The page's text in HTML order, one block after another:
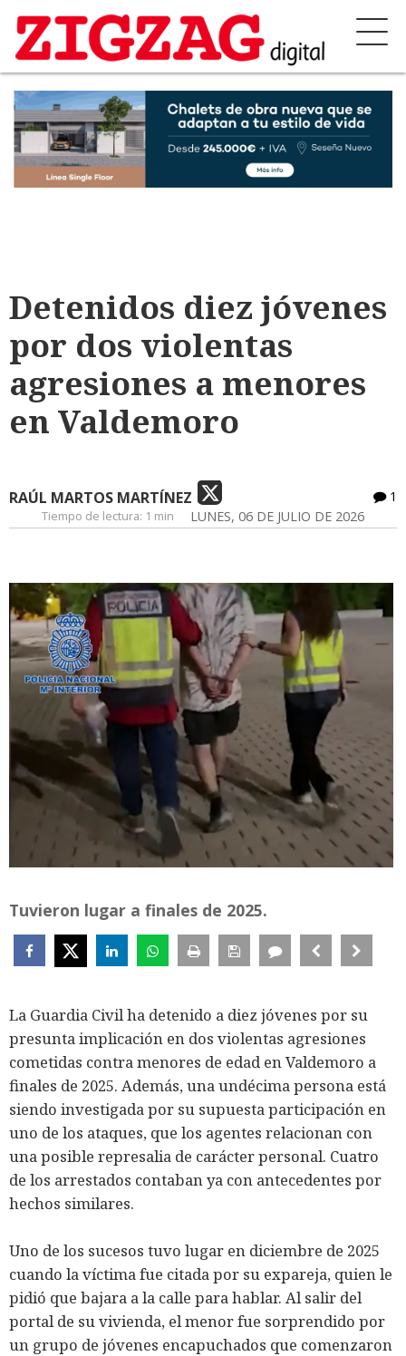
Detenidos diez jóvenes
por dos violentas
agresiones a menores
en Valdemoro
RAÚL MARTOS MARTÍNEZ
1
LUNES, 06 DE JULIO DE 2026
Tiempo de lectura: 1 min
Tuvieron lugar a finales de 2025.
La Guardia Civil ha detenido a diez jóvenes por su
presunta implicación en dos violentas agresiones
cometidas contra menores de edad en Valdemoro a
finales de 2025. Además, una undécima persona está
siendo investigada por su supuesta participación en
uno de los ataques, que los agentes relacionan con
una posible represalia de carácter personal. Cuatro
de los arrestados contaban ya con antecedentes por
hechos similares.
Uno de los sucesos tuvo lugar en diciembre de 2025
cuando la víctima fue citada por su expareja, quien le
pidió que bajara a la calle para hablar. Al salir del
portal de su vivienda, el menor fue sorprendido por
un grupo de jóvenes encapuchados que comenzaron